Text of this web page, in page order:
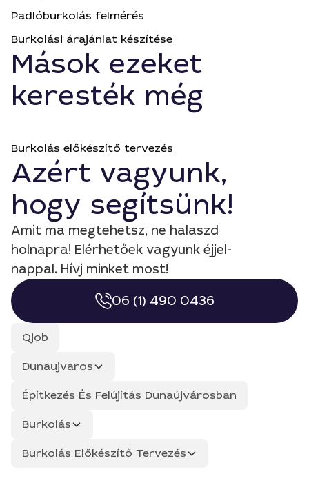
Padlóburkolás felmérés
Burkolási árajánlat készítése
Mások ezeket
keresték még
Burkolás előkészítő tervezés
Azért vagyunk,
hogy segítsünk!
Amit ma megtehetsz, ne halaszd
holnapra! Elérhetőek vagyunk éjjel-
nappal. Hívj minket most!
06 (1) 490 0436
Qjob
Dunaujvaros
Építkezés És Felújítás Dunaújvárosban
Burkolás
Burkolás Előkészítő Tervezés